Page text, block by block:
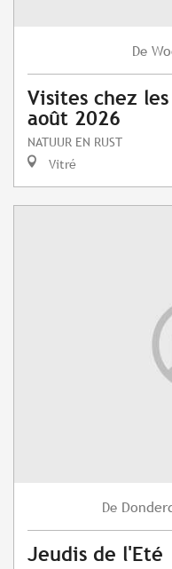
De
Visites chez
août 2026
NATUUR EN RUST
Vitré
De
Jeudis de